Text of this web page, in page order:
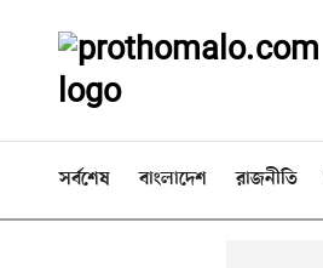
সর্বশেষ বাংলাদেশ রাজনীতি